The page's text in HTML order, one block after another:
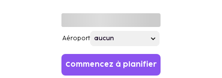
Aéroport
Commencez à planifier